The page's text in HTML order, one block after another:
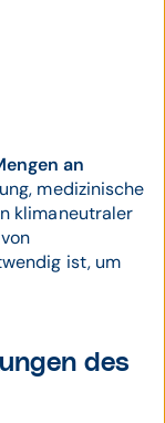
an
medizinische
klimaneutraler
ist, um
des